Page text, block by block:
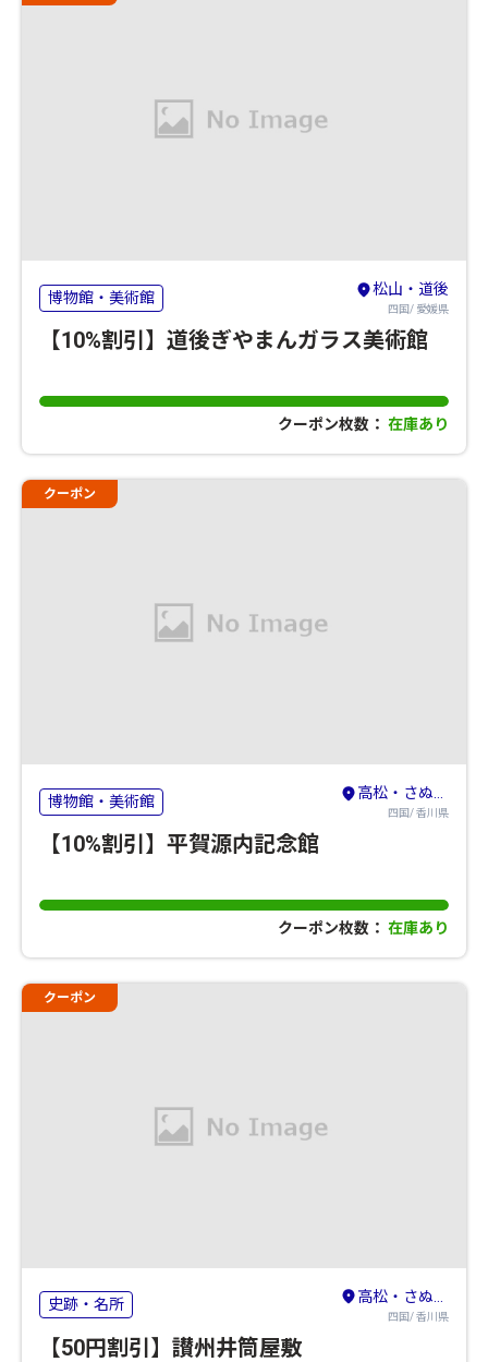
博物館・美術館 松山・道後
四国/ 愛媛県
【10%割引】道後ぎやまんガラス美術館
クーポン枚数： 在庫あり
クーポン
博物館・美術館 高松・さぬき・東かがわ
四国/ 香川県
【10%割引】平賀源内記念館
クーポン枚数： 在庫あり
クーポン
史跡・名所 高松・さぬき・東かがわ
四国/ 香川県
【50円割引】讃州井筒屋敷